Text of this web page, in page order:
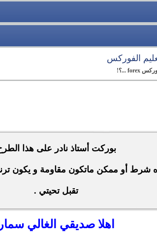
الفوركس
بوركت أستاذ نادر على هذا
أو ممكن ماتكون مقاومة و يكون
تقبل تحيتي .
اهلا صديقي الغالي